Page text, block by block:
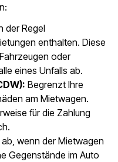
der Regel
enthalten. Diese
oder
eines Unfalls ab.
Begrenzt Ihre
am Mietwagen.
für die Zahlung
wenn der Mietwagen
Gegenstände im Auto